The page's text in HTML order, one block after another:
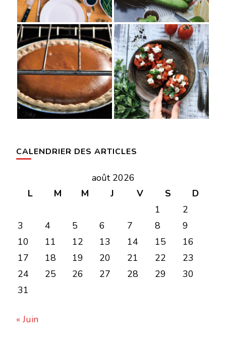
CALENDRIER DES ARTICLES
août 2026
L
M M J V S
D
1
2
3
4 5 6 7 8
9
10
11 12 13 14 15
16
17
18 19 20 21 22
23
24
25 26 27 28 29
30
31
« Juin